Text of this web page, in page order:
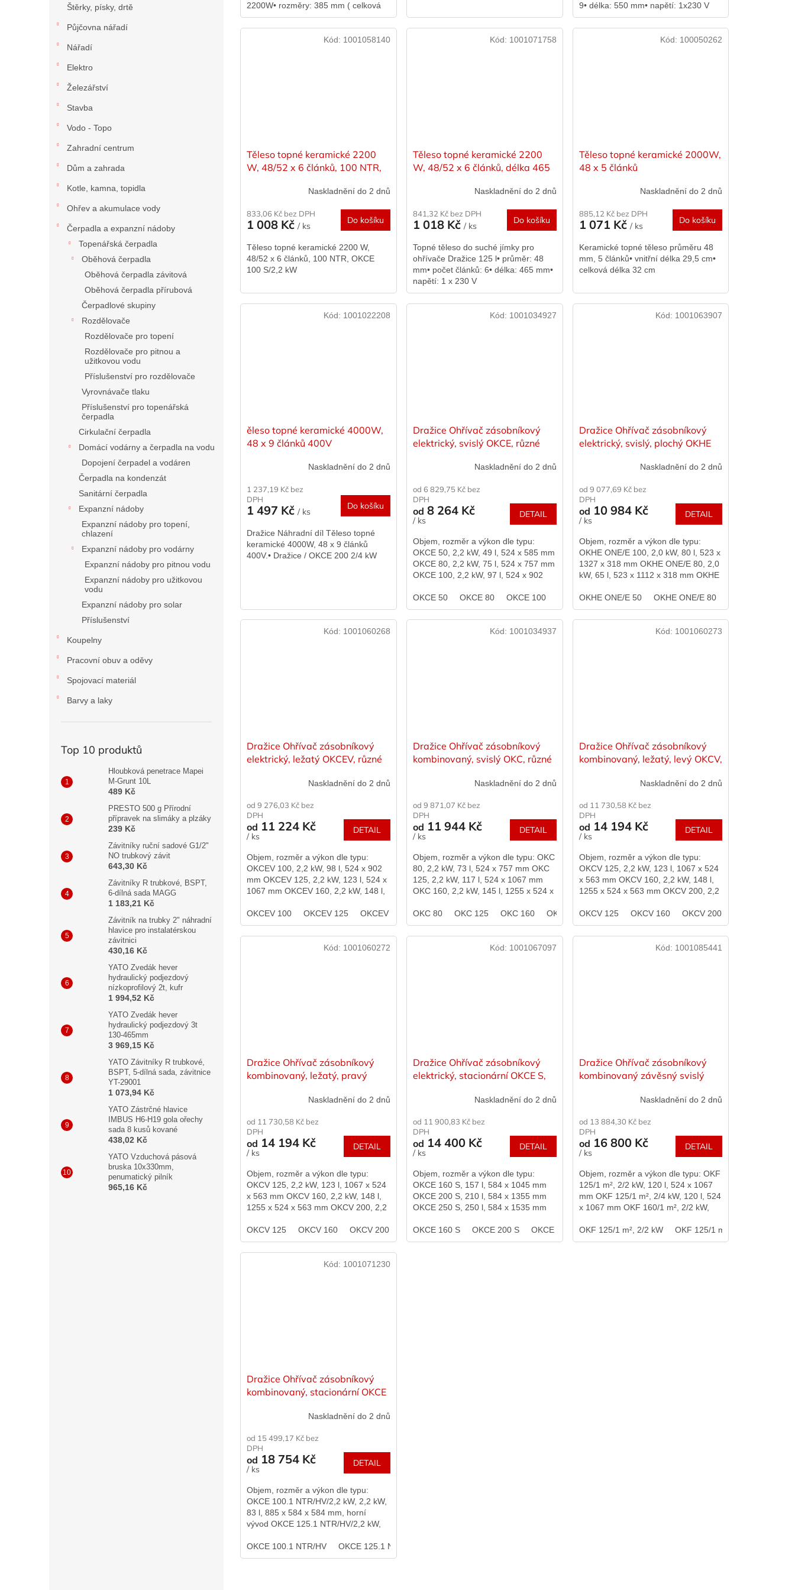
Štěrky, písky, drtě
Půjčovna nářadí
Nářadí
Elektro
Železářství
Stavba
Vodo - Topo
Zahradní centrum
Dům a zahrada
Kotle, kamna, topidla
Ohřev a akumulace vody
Čerpadla a expanzní nádoby
Topenářská čerpadla
Oběhová čerpadla
Oběhová čerpadla závitová
Oběhová čerpadla přírubová
Čerpadlové skupiny
Rozdělovače
Rozdělovače pro topení
Rozdělovače pro pitnou a
užitkovou vodu
Příslušenství pro rozdělovače
Vyrovnávače tlaku
Příslušenství pro topenářská
čerpadla
Cirkulační čerpadla
Domácí vodárny a čerpadla na vodu
Dopojení čerpadel a vodáren
Čerpadla na kondenzát
Sanitární čerpadla
Expanzní nádoby
Expanzní nádoby pro topení,
chlazení
Expanzní nádoby pro vodárny
Expanzní nádoby pro pitnou vodu
Expanzní nádoby pro užitkovou
vodu
Expanzní nádoby pro solar
Příslušenství
Koupelny
Pracovní obuv a oděvy
Spojovací materiál
Barvy a laky
Top 10 produktů
Hloubková penetrace Mapei
M-Grunt 10L
489 Kč
PRESTO 500 g Přírodní
přípravek na slimáky a plzáky
239 Kč
Závitníky ruční sadové G1/2"
NO trubkový závit
643,30 Kč
Závitníky R trubkové, BSPT,
6-dílná sada MAGG
1 183,21 Kč
Závitník na trubky 2" náhradní
hlavice pro instalatérskou
závitnici
430,16 Kč
YATO Zvedák hever
hydraulický podjezdový
nízkoprofilový 2t, kufr
1 994,52 Kč
YATO Zvedák hever
hydraulický podjezdový 3t
130-465mm
3 969,15 Kč
YATO Závitníky R trubkové,
BSPT, 5-dílná sada, závitnice
YT-29001
1 073,94 Kč
YATO Zástrčné hlavice
IMBUS H6-H19 gola ořechy
sada 8 kusů kované
438,02 Kč
YATO Vzduchová pásová
bruska 10x330mm,
penumatický pilník
965,16 Kč
2200W• rozměry: 385 mm ( celková
délka) - 45 mm průměr tělesa•
typové...
9• délka: 550 mm• napětí: 1x230 V
Těleso topné keramické 2200
W, 48/52 x 6 článků, 100 NTR,
Naskladnění do 2 dnů
833,06 Kč bez DPH
1 008 Kč/ ks
Do košíku
Těleso topné keramické 2200 W,
48/52 x 6 článků, 100 NTR, OKCE
100 S/2,2 kW
Kód: 1001058140
Těleso topné keramické 2200
W, 48/52 x 6 článků, délka 465
Naskladnění do 2 dnů
841,32 Kč bez DPH
1 018 Kč/ ks
Do košíku
Topné těleso do suché jímky pro
ohřívače Dražice 125 l• průměr: 48
mm• počet článků: 6• délka: 465 mm•
napětí: 1 x 230 V
Kód: 1001071758
Těleso topné keramické 2000W,
48 x 5 článků
Naskladnění do 2 dnů
885,12 Kč bez DPH
1 071 Kč/ ks
Do košíku
Keramické topné těleso průměru 48
mm, 5 článků• vnitřní délka 29,5 cm•
celková délka 32 cm
Kód: 100050262
ěleso topné keramické 4000W,
48 x 9 článků 400V
Naskladnění do 2 dnů
1 237,19 Kč bez
DPH
1 497 Kč/ ks
Do košíku
Dražice Náhradní díl Těleso topné
keramické 4000W, 48 x 9 článků
400V.• Dražice / OKCE 200 2/4 kW
Kód: 1001022208
Dražice Ohřívač zásobníkový
elektrický, svislý OKCE, různé
Naskladnění do 2 dnů
od 6 829,75 Kč bez
DPH
od 8 264 Kč
/ ks
DETAIL
Objem, rozměr a výkon dle typu:
OKCE 50, 2,2 kW, 49 l, 524 x 585 mm
OKCE 80, 2,2 kW, 75 l, 524 x 757 mm
OKCE 100, 2,2 kW, 97 l, 524 x 902
OKCE 50
OKCE 80 OKCE 100 OKCE 125 OKCE 160 OKCE 200
Kód: 1001034927
Dražice Ohřívač zásobníkový
elektrický, svislý, plochý OKHE
Naskladnění do 2 dnů
od 9 077,69 Kč bez
DPH
od 10 984 Kč
/ ks
DETAIL
Objem, rozměr a výkon dle typu:
OKHE ONE/E 100, 2,0 kW, 80 l, 523 x
1327 x 318 mm OKHE ONE/E 80, 2,0
kW, 65 l, 523 x 1112 x 318 mm OKHE
x...
OKHE ONE/E 50 OKHE ONE/E 80
Kód: 1001063907
Dražice Ohřívač zásobníkový
elektrický, ležatý OKCEV, různé
Naskladnění do 2 dnů
od 9 276,03 Kč bez
DPH
od 11 224 Kč
/ ks
DETAIL
Objem, rozměr a výkon dle typu:
OKCEV 100, 2,2 kW, 98 l, 524 x 902
mm OKCEV 125, 2,2 kW, 123 l, 524 x
1067 mm OKCEV 160, 2,2 kW, 148 l,
OKCEV 100
OKCEV 125 OKCEV 160
Kód: 1001060268
Dražice Ohřívač zásobníkový
kombinovaný, svislý OKC, různé
Naskladnění do 2 dnů
od 9 871,07 Kč bez
DPH
od 11 944 Kč
/ ks
DETAIL
Objem, rozměr a výkon dle typu: OKC
80, 2,2 kW, 73 l, 524 x 757 mm OKC
125, 2,2 kW, 117 l, 524 x 1067 mm
OKC 160, 2,2 kW, 145 l, 1255 x 524 x
OKC 80
OKC 125 OKC 160 OKC 200
Kód: 1001034937
Dražice Ohřívač zásobníkový
kombinovaný, ležatý, levý OKCV,
Naskladnění do 2 dnů
od 11 730,58 Kč bez
DPH
od 14 194 Kč
/ ks
DETAIL
Objem, rozměr a výkon dle typu:
OKCV 125, 2,2 kW, 123 l, 1067 x 524
x 563 mm OKCV 160, 2,2 kW, 148 l,
1255 x 524 x 563 mm OKCV 200, 2,2
OKCV 125
OKCV 160 OKCV 200
Kód: 1001060273
Dražice Ohřívač zásobníkový
kombinovaný, ležatý, pravý
Naskladnění do 2 dnů
od 11 730,58 Kč bez
DPH
od 14 194 Kč
/ ks
DETAIL
Objem, rozměr a výkon dle typu:
OKCV 125, 2,2 kW, 123 l, 1067 x 524
x 563 mm OKCV 160, 2,2 kW, 148 l,
1255 x 524 x 563 mm OKCV 200, 2,2
OKCV 125
OKCV 160 OKCV 200
Kód: 1001060272
Dražice Ohřívač zásobníkový
elektrický, stacionární OKCE S,
Naskladnění do 2 dnů
od 11 900,83 Kč bez
DPH
od 14 400 Kč
/ ks
DETAIL
Objem, rozměr a výkon dle typu:
OKCE 160 S, 157 l, 584 x 1045 mm
OKCE 200 S, 210 l, 584 x 1355 mm
OKCE 250 S, 250 l, 584 x 1535 mm
OKCE 500...
OKCE 160 S OKCE 200 S OKCE 250 S OKCE 300 S OKCE 500 S OKCE 750 S
Kód: 1001067097
Dražice Ohřívač zásobníkový
kombinovaný závěsný svislý
Naskladnění do 2 dnů
od 13 884,30 Kč bez
DPH
od 16 800 Kč
/ ks
DETAIL
Objem, rozměr a výkon dle typu: OKF
125/1 m², 2/2 kW, 120 l, 524 x 1067
mm OKF 125/1 m², 2/4 kW, 120 l, 524
x 1067 mm OKF 160/1 m², 2/2 kW,
OKF 125/1 m², 2/2 kW
OKF 125/1 m², 2/4 kW
Kód: 1001085441
Dražice Ohřívač zásobníkový
kombinovaný, stacionární OKCE
Naskladnění do 2 dnů
od 15 499,17 Kč bez
DPH
od 18 754 Kč
/ ks
DETAIL
Objem, rozměr a výkon dle typu:
OKCE 100.1 NTR/HV/2,2 kW, 2,2 kW,
83 l, 885 x 584 x 584 mm, horní
vývod OKCE 125.1 NTR/HV/2,2 kW,
horní vývod
OKCE 100.1 NTR/HV OKCE 125.1 NTR/HV
Kód: 1001071230